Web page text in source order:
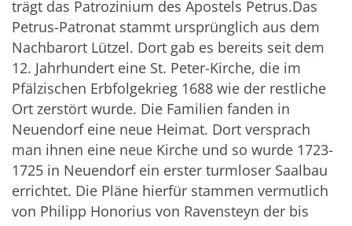
trägt das Patrozinium des Apostels Petrus.Das
Petrus-Patronat stammt ursprünglich aus dem
Nachbarort Lützel. Dort gab es bereits seit dem
12. Jahrhundert eine St. Peter-Kirche, die im
Pfälzischen Erbfolgekrieg 1688 wie der restliche
Ort zerstört wurde. Die Familien fanden in
Neuendorf eine neue Heimat. Dort versprach
man ihnen eine neue Kirche und so wurde 1723-
1725 in Neuendorf ein erster turmloser Saalbau
errichtet. Die Pläne hierfür stammen vermutlich
von Philipp Honorius von Ravensteyn der bis